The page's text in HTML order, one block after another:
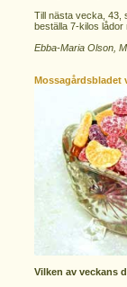
Till nästa vecka, 43,
beställa 7-kilos
Ebba-Maria Olson,
Mossagårdsbladet
Vilken av veckans